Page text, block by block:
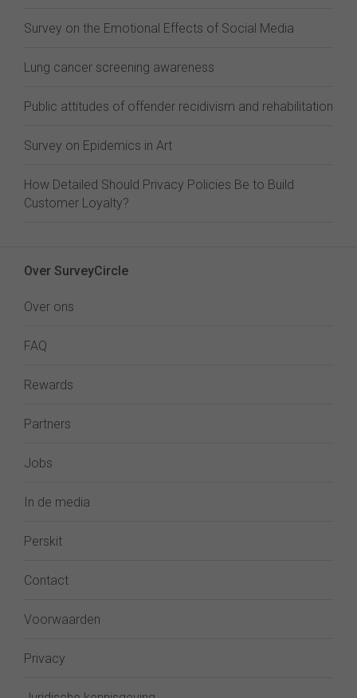
Survey on the Emotional Effects of Social Media
Lung cancer screening awareness
Public attitudes of offender recidivism and rehabilitation
Survey on Epidemics in Art
How Detailed Should Privacy Policies Be to Build
Customer Loyalty?
Over SurveyCircle
Over ons
FAQ
Rewards
Partners
Jobs
In de media
Perskit
Contact
Voorwaarden
Privacy